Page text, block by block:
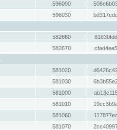
596090
596030
582660
582670
581020
581030
581000
581010
581060
581070